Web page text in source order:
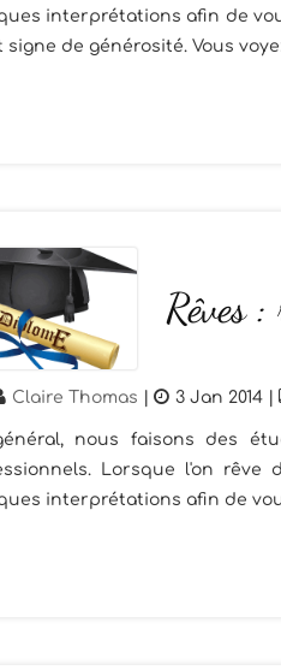
interprétations afin de
signe de générosité. Vous
Rêves
Claire Thomas | 3 Jan 2014 |
nous faisons des
Lorsque l'on rêve
interprétations afin de